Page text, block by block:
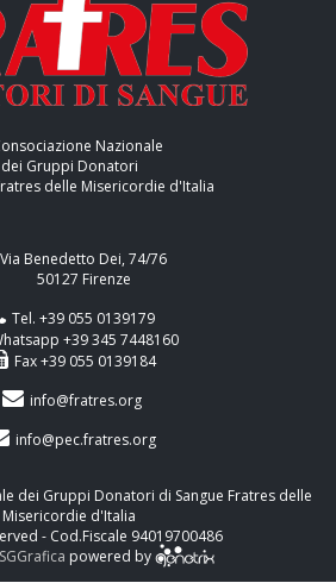
Nazionale
dei Gruppi Donatori
delle Misericordie d'Italia
Via Benedetto Dei, 74/76
50127 Firenze
Tel. +39 055 0139179
+39 345 7448160
Fax +39 055 0139184
info@fratres.org
info@pec.fratres.org
dei Gruppi Donatori di Sangue Fratres delle
Misericordie d'Italia
- Cod.Fiscale 94019700486
SGGrafica powered by